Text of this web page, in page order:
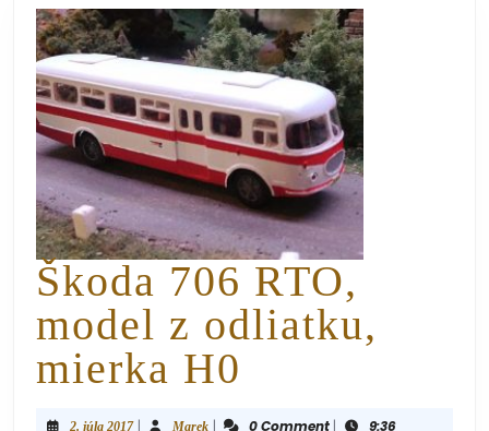
Škoda 706 RTO,
model z odliatku,
mierka H0
2. júla 2017 | Marek | 0 Comment | 9:36